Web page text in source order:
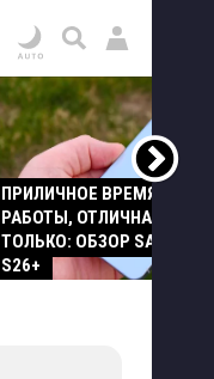
ПРИЛИЧНОЕ ВРЕМЯ
РАБОТЫ, ОТЛИЧНАЯ
ТОЛЬКО: ОБЗОР SAMSUNG
S26+